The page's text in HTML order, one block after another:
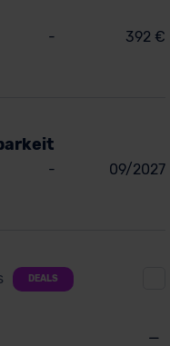
- 392 €
- 09/2027
DEALS